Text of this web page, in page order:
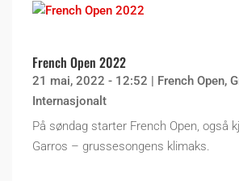
French Open 2022
21 mai, 2022 - 12:52 | French Open,
Internasjonalt
På søndag starter French Open, også
Garros – grussesongens klimaks.